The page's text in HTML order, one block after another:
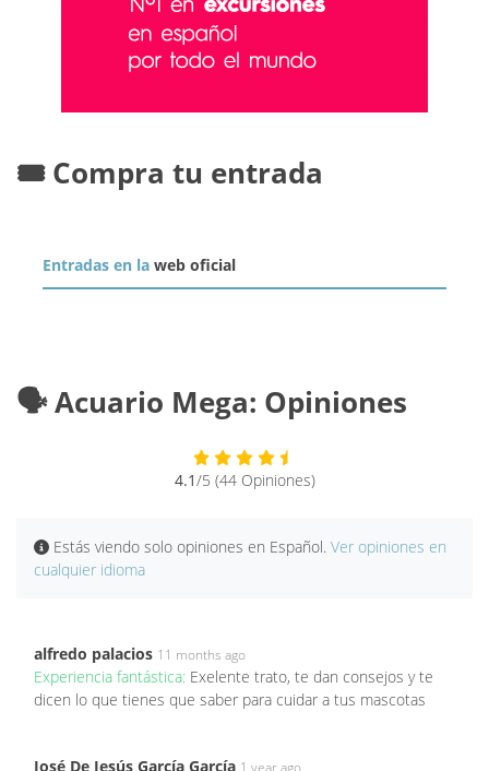
🎟️ Compra tu entrada
Entradas en la web oficial
🗣️ Acuario Mega: Opiniones
4.1/5 (44 Opiniones)
Estás viendo solo opiniones en Español. Ver opiniones en
cualquier idioma
alfredo palacios 11 months ago
Experiencia fantástica: Exelente trato, te dan consejos y te
dicen lo que tienes que saber para cuidar a tus mascotas
José De Jesús García García